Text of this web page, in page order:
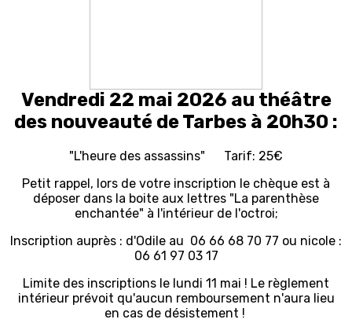
Vendredi 22 mai 2026 au théâtre
des nouveauté de Tarbes à 20h30 :
"L'heure des assassins" Tarif: 25€
Petit rappel, lors de votre inscription le chèque est à
déposer dans la boite aux lettres "La parenthèse
enchantée" à l'intérieur de l'octroi;
Inscription auprès : d'Odile au 06 66 68 70 77 ou nicole :
06 61 97 03 17
Limite des inscriptions le lundi 11 mai ! Le règlement
intérieur prévoit qu'aucun remboursement n'aura lieu
en cas de désistement !